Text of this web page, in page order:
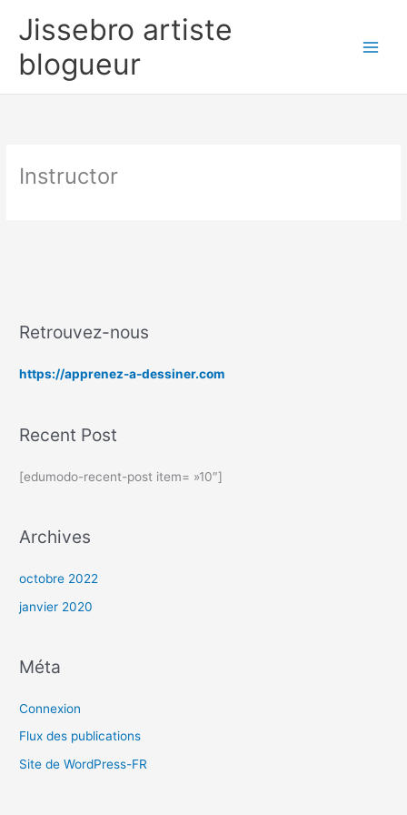
Jissebro artiste
blogueur
Instructor
Retrouvez-nous
https://apprenez-a-dessiner.com
Recent Post
[edumodo-recent-post item= »10″]
Archives
octobre 2022
janvier 2020
Méta
Connexion
Flux des publications
Site de WordPress-FR